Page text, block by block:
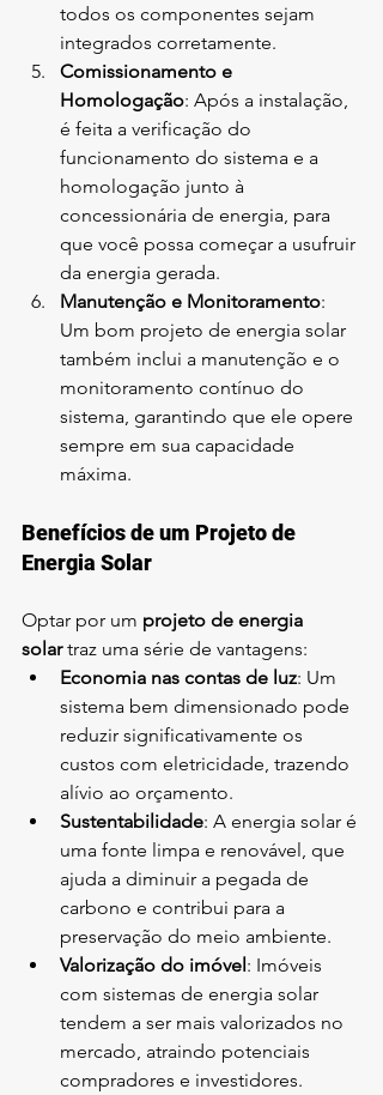
todos os componentes sejam
integrados corretamente.
Comissionamento e
Homologação: Após a instalação,
é feita a verificação do
funcionamento do sistema e a
homologação junto à
concessionária de energia, para
que você possa começar a usufruir
da energia gerada.
Manutenção e Monitoramento:
Um bom projeto de energia solar
também inclui a manutenção e o
monitoramento contínuo do
sistema, garantindo que ele opere
sempre em sua capacidade
máxima.
Benefícios de um Projeto de
Energia Solar
Optar por um projeto de energia
solar traz uma série de vantagens:
Economia nas contas de luz: Um
sistema bem dimensionado pode
reduzir significativamente os
custos com eletricidade, trazendo
alívio ao orçamento.
Sustentabilidade: A energia solar é
uma fonte limpa e renovável, que
ajuda a diminuir a pegada de
carbono e contribui para a
preservação do meio ambiente.
Valorização do imóvel: Imóveis
com sistemas de energia solar
tendem a ser mais valorizados no
mercado, atraindo potenciais
compradores e investidores.